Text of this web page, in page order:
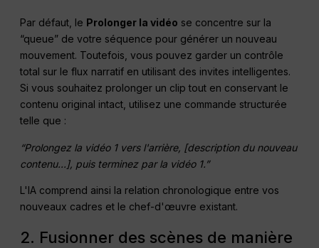
Par défaut, le Prolonger la vidéo se concentre sur la
“queue” de votre séquence pour générer un nouveau
mouvement. Toutefois, vous pouvez garder un contrôle
total sur le flux narratif en utilisant des invites intelligentes.
Si vous souhaitez prolonger un clip tout en conservant le
contenu original intact, utilisez une commande structurée
telle que :
“Prolongez la vidéo 1 vers l'arrière, [description du nouveau
contenu...], puis terminez par la vidéo 1.”
L'IA comprend ainsi la relation chronologique entre vos
nouveaux cadres et le chef-d'œuvre existant.
2. Fusionner des scènes de manière